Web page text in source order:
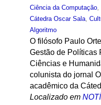
Ciência da Computação,
Cátedra Oscar Sala,
Algoritmo
O filósofo Paulo
Gestão de Políticas
Ciências e
colunista do jornal
acadêmico da
Localizado em